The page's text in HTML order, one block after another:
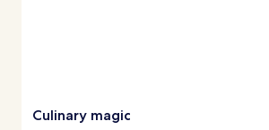
Culinary magic